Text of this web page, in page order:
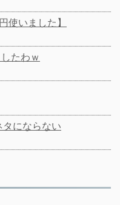
いました】
たわｗ
タにならない